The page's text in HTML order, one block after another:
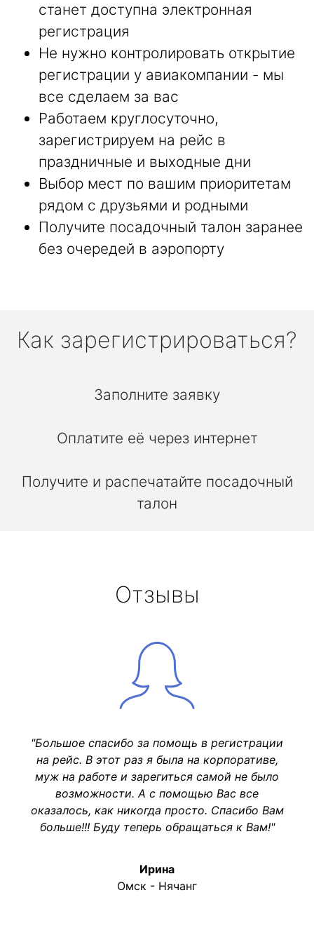
станет доступна электронная
регистрация
Не нужно контролировать открытие
регистрации у авиакомпании - мы
все сделаем за вас
Работаем круглосуточно,
зарегистрируем на рейс в
праздничные и выходные дни
Выбор мест по вашим приоритетам
рядом с друзьями и родными
Получите посадочный талон заранее
без очередей в аэропорту
Как зарегистрироваться?
Заполните заявку
Оплатите её через интернет
Получите и распечатайте посадочный
талон
Отзывы
"Большое спасибо за помощь в регистрации
на рейс. В этот раз я была на корпоративе,
муж на работе и зарегиться самой не было
возможности. А с помощью Вас все
оказалось, как никогда просто. Спасибо Вам
больше!!! Буду теперь обращаться к Вам!"
Ирина
Омск - Нячанг